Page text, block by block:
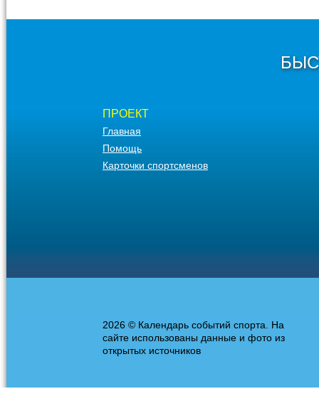
ПРОЕКТ
Главная
Помощь
Карточки спортсменов
2026 © Календарь событий спорта. На
сайте использованы данные и фото из
открытых источников